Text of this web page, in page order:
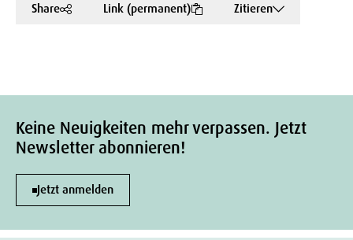
Share Link (permanent) Zitieren
Keine Neuigkeiten mehr verpassen. Jetzt
Newsletter abonnieren!
Jetzt anmelden